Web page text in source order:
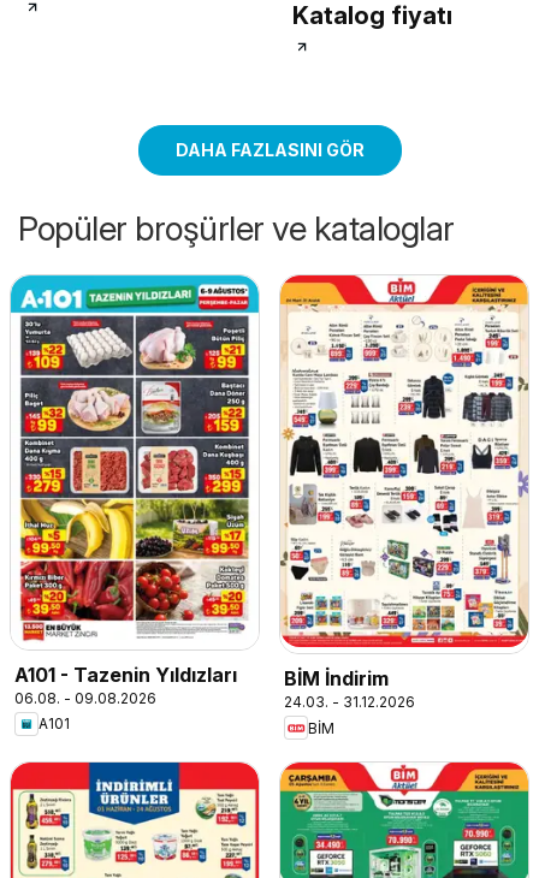
Katalog fiyatı
DAHA FAZLASINI GÖR
Popüler broşürler ve kataloglar
A101 - Tazenin Yıldızları
06.08. - 09.08.2026
A101
BİM İndirim
24.03. - 31.12.2026
BİM